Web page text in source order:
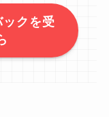
クを受